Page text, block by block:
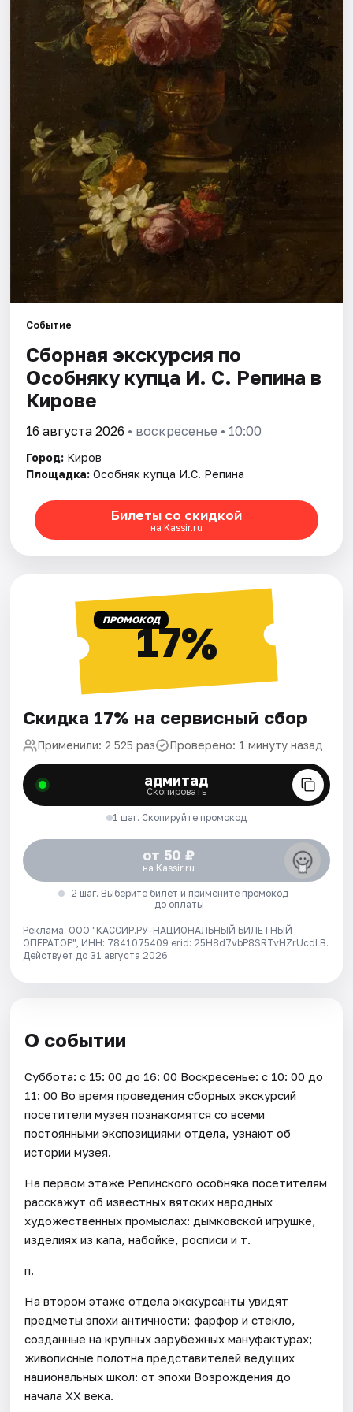
Города
Артисты
Рейтинги
Событие
Сборная экскурсия по
Особняку купца И. С. Репина в
Кирове
16 августа 2026 • воскресенье • 10:00
Город: Киров
Площадка: Особняк купца И.С. Репина
Билеты со скидкой
на Kassir.ru
ПРОМОКОД17%
Скидка 17% на сервисный сбор
Применили: 2 525 раз Проверено: 1 минуту назад
адмитад
Скопировать
1 шаг. Скопируйте промокод
от 50 ₽
на Kassir.ru
2 шаг. Выберите билет и примените промокод
до оплаты
Реклама. ООО "КАССИР.РУ-НАЦИОНАЛЬНЫЙ БИЛЕТНЫЙ
ОПЕРАТОР", ИНН: 7841075409 erid: 25H8d7vbP8SRTvHZrUcdLB.
Действует до 31 августа 2026
О событии
Суббота: с 15: 00 до 16: 00 Воскресенье: с 10: 00 до
11: 00 Во время проведения сборных экскурсий
посетители музея познакомятся со всеми
постоянными экспозициями отдела, узнают об
истории музея.
На первом этаже Репинского особняка посетителям
расскажут об известных вятских народных
художественных промыслах: дымковской игрушке,
изделиях из капа, набойке, росписи и т.
п.
На втором этаже отдела экскурсанты увидят
предметы эпохи античности; фарфор и стекло,
созданные на крупных зарубежных мануфактурах;
живописные полотна представителей ведущих
национальных школ: от эпохи Возрождения до
начала ХХ века.